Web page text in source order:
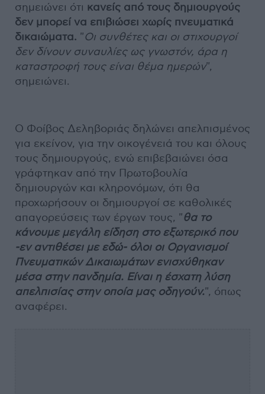
σημειώνει ότι κανείς από τους δημιουργούς
δεν μπορεί να επιβιώσει χωρίς πνευματικά
δικαιώματα. "Οι συνθέτες και οι στιχουργοί
δεν δίνουν συναυλίες ως γνωστόν, άρα η
καταστροφή τους είναι θέμα ημερών",
σημειώνει.
Ο Φοίβος Δεληβοριάς δηλώνει απελπισμένος
για εκείνον, για την οικογένειά του και όλους
τους δημιουργούς, ενώ επιβεβαιώνει όσα
γράφτηκαν από την Πρωτοβουλία
δημιουργών και κληρονόμων, ότι θα
προχωρήσουν οι δημιουργοί σε καθολικές
απαγορεύσεις των έργων τους, "θα το
κάνουμε μεγάλη είδηση στο εξωτερικό που
-εν αντιθέσει με εδώ- όλοι οι Οργανισμοί
Πνευματικών Δικαιωμάτων ενισχύθηκαν
μέσα στην πανδημία. Είναι η έσχατη λύση
απελπισίας στην οποία μας οδηγούν.", όπως
αναφέρει.